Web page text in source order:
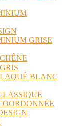
GRISE
LAQUÉ BLANC